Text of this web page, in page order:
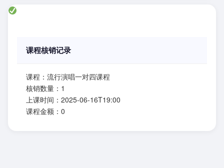
课程核销记录
课程：流行演唱一对四课程
核销数量：1
上课时间：2025-06-16T19:00
课程金额：0